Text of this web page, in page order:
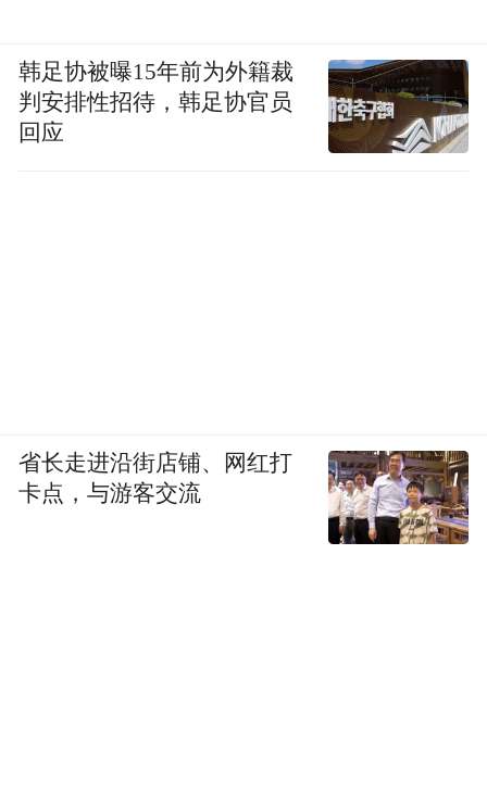
韩足协被曝15年前为外籍裁
判安排性招待，韩足协官员
回应
省长走进沿街店铺、网红打
卡点，与游客交流